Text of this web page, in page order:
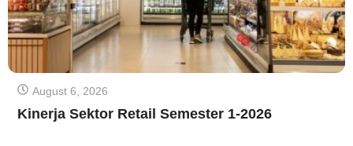
August 6, 2026
Kinerja Sektor Retail Semester 1-2026